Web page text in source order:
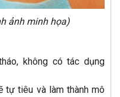
ảnh minh họa)
không có tác dụng
tự tiêu và làm thành mô